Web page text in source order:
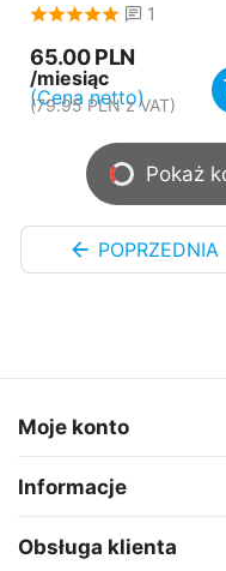
(subskrypcja)1
65.00 PLN
/miesiąc
(Cena netto)
(79.95 PLNz VAT)
Pokaż
POPRZEDNIA
Moje konto
Informacje
Obsługa klienta